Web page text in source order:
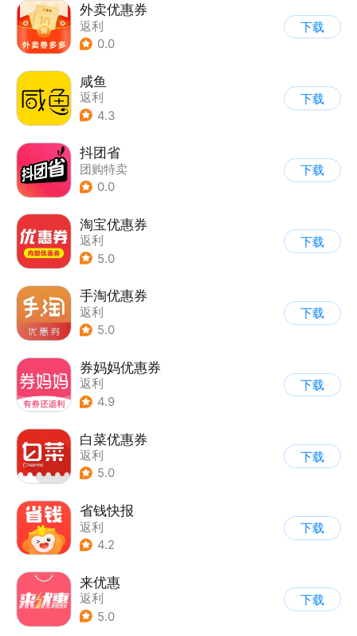
外卖优惠券
返利
0.0
下载
咸鱼
返利
4.3
下载
抖团省
团购特卖
0.0
下载
淘宝优惠券
返利
5.0
下载
手淘优惠券
返利
5.0
下载
券妈妈优惠券
返利
4.9
下载
白菜优惠券
返利
5.0
下载
省钱快报
返利
4.2
下载
来优惠
返利
5.0
下载